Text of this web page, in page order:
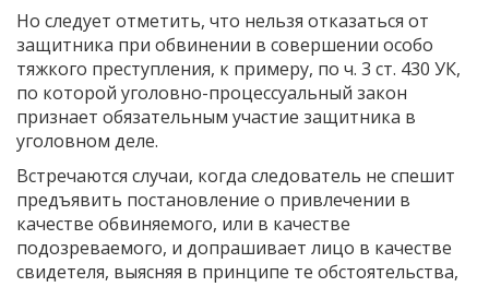
Но следует отметить, что нельзя отказаться от
защитника при обвинении в совершении особо
тяжкого преступления, к примеру, по ч. 3 ст. 430 УК,
по которой уголовно-процессуальный закон
признает обязательным участие защитника в
уголовном деле.
Встречаются случаи, когда следователь не спешит
предъявить постановление о привлечении в
качестве обвиняемого, или в качестве
подозреваемого, и допрашивает лицо в качестве
свидетеля, выясняя в принципе те обстоятельства,